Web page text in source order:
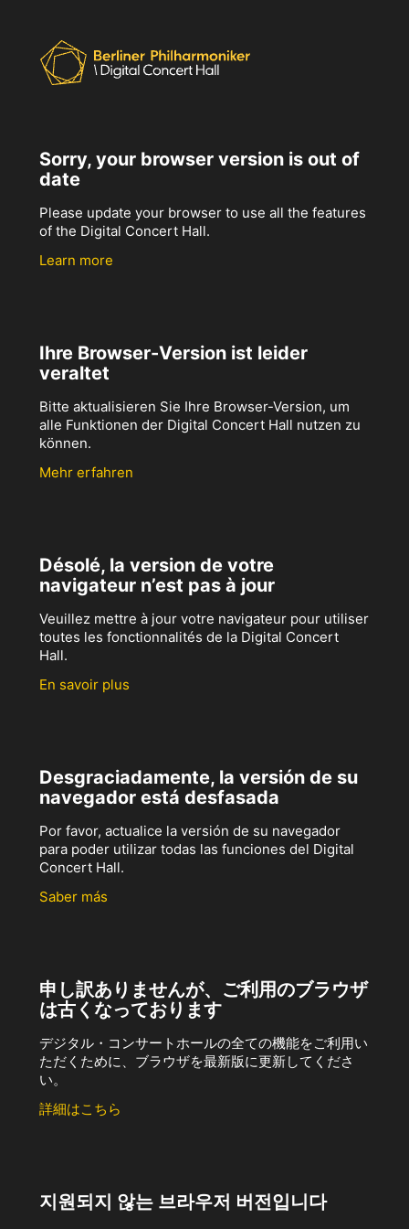
Sorry, your browser version is out of
date
Please update your browser to use all the features
of the Digital Concert Hall.
Learn more
Ihre Browser-Version ist leider
veraltet
Bitte aktualisieren Sie Ihre Browser-Version, um
alle Funktionen der Digital Concert Hall nutzen zu
können.
Mehr erfahren
Désolé, la version de votre
navigateur n’est pas à jour
Veuillez mettre à jour votre navigateur pour utiliser
toutes les fonctionnalités de la Digital Concert
Hall.
En savoir plus
Desgraciadamente, la versión de su
navegador está desfasada
Por favor, actualice la versión de su navegador
para poder utilizar todas las funciones del Digital
Concert Hall.
Saber más
申し訳ありませんが、ご利用のブラウザ
は古くなっております
デジタル・コンサートホールの全ての機能をご利用い
ただくために、ブラウザを最新版に更新してくださ
い。
詳細はこちら
지원되지 않는 브라우저 버전입니다